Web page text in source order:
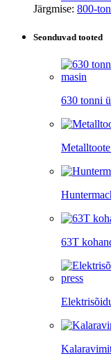
Järgmise: 800-
Seonduvad tooted
630 tonni
63T